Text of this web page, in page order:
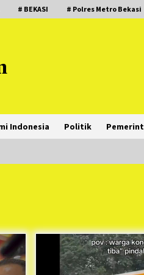
# BEKASI # Polres Metro Bekasi
Indonesia Politik
Mekaar
1 tahun
PNM
: Mudik
2025